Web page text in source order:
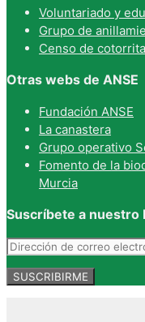
Voluntariado y
Grupo de
Censo de
Otras webs de ANSE
Fundación ANSE
La canastera
Grupo operativo
Fomento de la
Murcia
Suscríbete a nuestro